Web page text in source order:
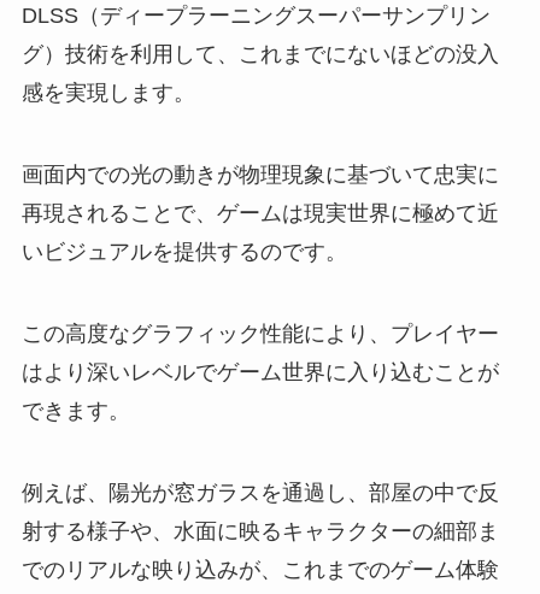
DLSS（ディープラーニングスーパーサンプリン
グ）技術を利用して、これまでにないほどの没入
感を実現します。
画面内での光の動きが物理現象に基づいて忠実に
再現されることで、ゲームは現実世界に極めて近
いビジュアルを提供するのです。
この高度なグラフィック性能により、プレイヤー
はより深いレベルでゲーム世界に入り込むことが
できます。
例えば、陽光が窓ガラスを通過し、部屋の中で反
射する様子や、水面に映るキャラクターの細部ま
でのリアルな映り込みが、これまでのゲーム体験